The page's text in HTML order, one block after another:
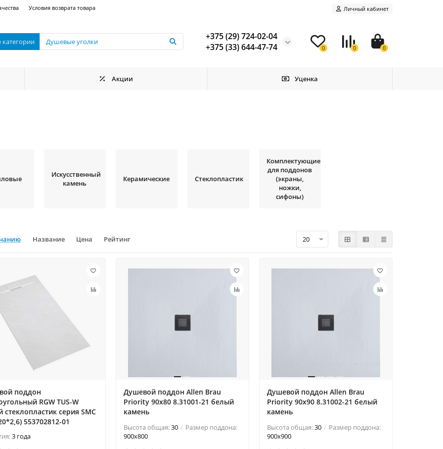
Условия возврата товара Личный кабинет
категории
+375 (29) 724-02-04
+375 (33) 644-47-74
0 0 0
Акции Уценка
Искусственный
камень
Керамические Стеклопластик
Комплектующие
для поддонов
(экраны,
ножки,
сифоны)
Название Цена Рейтинг
поддон
RGW TUS-W
cтеклопластик cерия SMC
553702812-01
3 года
Душевой поддон Allen Brau
Priority 90x80 8.31001-21 белый
камень
Высота общая:30
Размер поддона:
900x800
Душевой поддон Allen Brau
Priority 90x90 8.31002-21 белый
камень
Высота общая:30
Размер поддона:
900x900